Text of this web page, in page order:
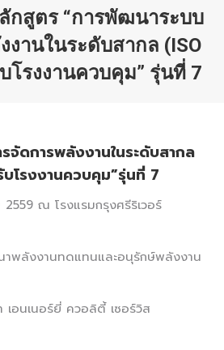
กสูตร “การพัฒนาระบบ
งานในระดับสากล (ISO
โรงงานควบคุม” รุ่นที่ 7
จัดการพลังงานในระดับสากล
โรงงานควบคุม”รุ่นที่ 7
ณ โรงแรมกรุงศรีริเวอร์
พลังงานทดแทนและอนุรักษ์พลังงาน
เอนเนอร์ยี่ ควอลิตี้ เซอร์วิส